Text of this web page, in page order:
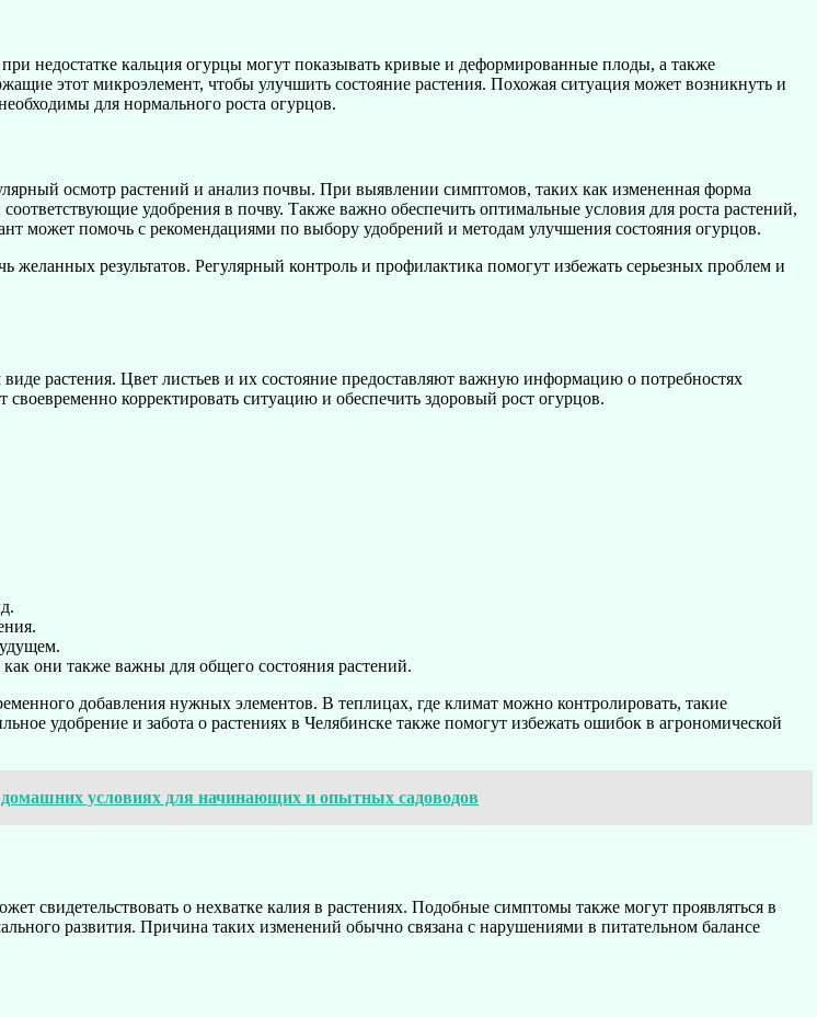
недостатке кальция огурцы могут показывать кривые и деформированные плоды, а также
этот микроэлемент, чтобы улучшить состояние растения. Похожая ситуация может возникнуть и
для нормального роста огурцов.
осмотр растений и анализ почвы. При выявлении симптомов, таких как измененная форма
удобрения в почву. Также важно обеспечить оптимальные условия для роста растений,
может помочь с рекомендациями по выбору удобрений и методам улучшения состояния огурцов.
результатов. Регулярный контроль и профилактика помогут избежать серьезных проблем и
растения. Цвет листьев и их состояние предоставляют важную информацию о потребностях
корректировать ситуацию и обеспечить здоровый рост огурцов.
они также важны для общего состояния растений.
добавления нужных элементов. В теплицах, где климат можно контролировать, такие
удобрение и забота о растениях в Челябинске также помогут избежать ошибок в агрономической
условиях для начинающих и опытных садоводов
свидетельствовать о нехватке калия в растениях. Подобные симптомы также могут проявляться в
развития. Причина таких изменений обычно связана с нарушениями в питательном балансе